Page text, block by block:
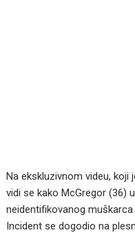
Na ekskluzivnom videu, koji
vidi se kako McGregor (36)
neidentifikovanog
Incident se dogodio na